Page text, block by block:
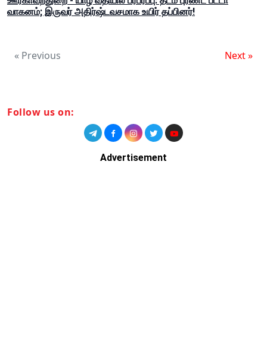
வாகனம்; இருவர் அதிர்ஷ்டவசமாக உயிர் தப்பினர்!
« Previous Next »
Follow us on:
Advertisement